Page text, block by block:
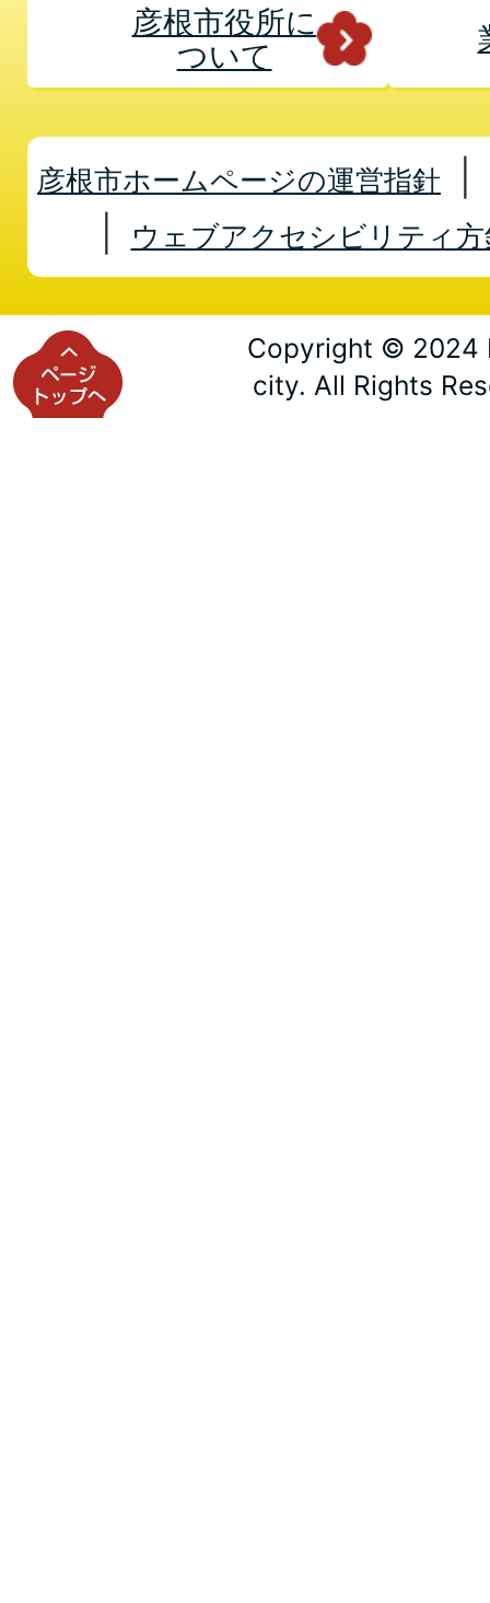
彦根市役所に
ついて
彦根市ホームページの運営指針
ウェブアクセシビリティ方
Copyright © 2024
city. All Rights